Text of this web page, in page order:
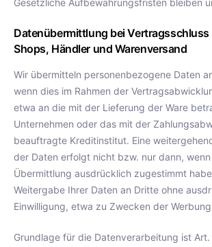
Datenübermittlung bei
Shops, Händler und Warenversand
Wir übermitteln personenbezogene Daten
wenn dies im Rahmen der
etwa an die mit der Lieferung der Ware
Unternehmen oder das mit der
beauftragte Kreditinstitut. Eine
der Daten erfolgt nicht bzw. nur dann,
Übermittlung ausdrücklich zugestimmt
Weitergabe Ihrer Daten an Dritte ohne
Einwilligung, etwa zu Zwecken der
Grundlage für die Datenverarbeitung ist